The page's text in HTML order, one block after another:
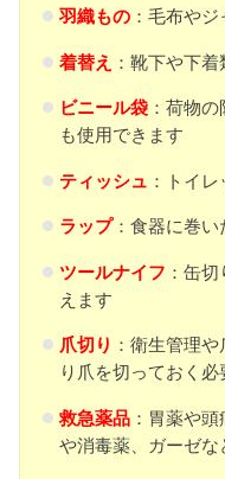
羽織もの：毛布やジ
着替え ：靴下や下着
ビニール袋：荷物の
も使用できます
ティッシュ ：トイ
ラップ：食器に巻い
ツールナイフ ：缶
えます
爪切り ：衛生管理
り爪を切っておく
救急薬品：胃薬や頭
や消毒薬、ガーゼな